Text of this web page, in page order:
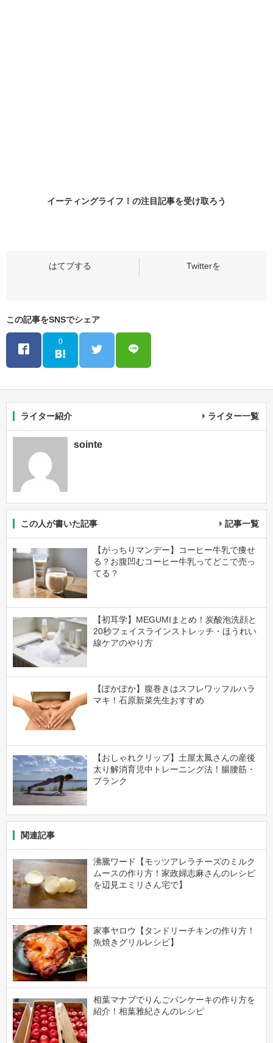
イーティングライフ！の注目記事を受け取ろう
この記事をSNSでシェア
0
ライター紹介 ライター一覧
sointe
この人が書いた記事 記事一覧
【がっちりマンデー】コーヒー牛乳で痩せ
る？お腹凹むコーヒー牛乳ってどこで売っ
てる？
【初耳学】MEGUMIまとめ！炭酸泡洗顔と
20秒フェイスラインストレッチ・ほうれい
線ケアのやり方
【ぽかぽか】腹巻きはスフレワッフルハラ
マキ！石原新菜先生おすすめ
【おしゃれクリップ】土屋太鳳さんの産後
太り解消育児中トレーニング法！腸腰筋・
プランク
関連記事
沸騰ワード【モッツアレラチーズのミルク
ムースの作り方！家政婦志麻さんのレシピ
を辺見エミリさん宅で】
家事ヤロウ【タンドリーチキンの作り方！
魚焼きグリルレシピ】
相葉マナブでりんごパンケーキの作り方を
紹介！相葉雅紀さんのレシピ